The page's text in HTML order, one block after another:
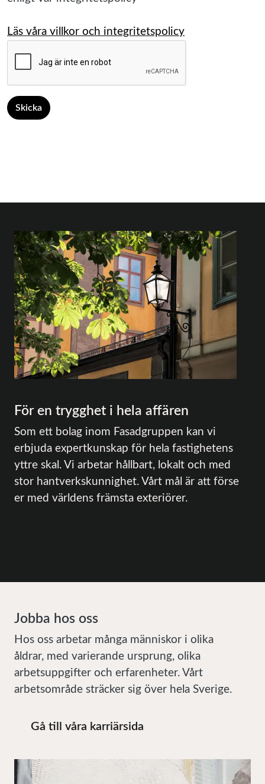
Läs våra villkor och integritetspolicy
Skicka
För en trygghet i hela affären
Som ett bolag inom Fasadgruppen kan vi
erbjuda expertkunskap för hela fastighetens
yttre skal. Vi arbetar hållbart, lokalt och med
stor hantverkskunnighet. Vårt mål är att förse
er med världens främsta exteriörer.
Jobba hos oss
Hos oss arbetar många människor i olika
åldrar, med varierande ursprung, olika
arbetsuppgifter och erfarenheter. Vårt
arbetsområde sträcker sig över hela Sverige.
Gå till våra karriärsida